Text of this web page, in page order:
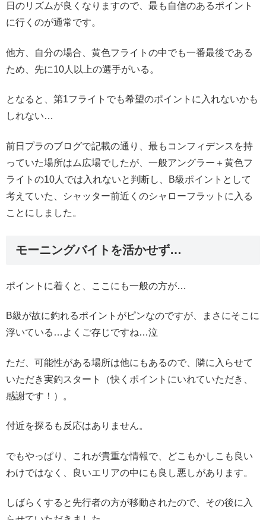
日のリズムが良くなりますので、最も自信のあるポイント
に行くのが通常です。
他方、自分の場合、黄色フライトの中でも一番最後である
ため、先に10人以上の選手がいる。
となると、第1フライトでも希望のポイントに入れないかも
しれない…
前日プラのブログで記載の通り、最もコンフィデンスを持
っていた場所はム広場でしたが、一般アングラー＋黄色フ
ライトの10人では入れないと判断し、B級ポイントとして
考えていた、シャッター前近くのシャローフラットに入る
ことにしました。
モーニングバイトを活かせず…
ポイントに着くと、ここにも一般の方が…
B級が故に釣れるポイントがピンなのですが、まさにそこに
浮いている…よくご存じですね…泣
ただ、可能性がある場所は他にもあるので、隣に入らせて
いただき実釣スタート（快くポイントにいれていただき、
感謝です！）。
付近を探るも反応はありません。
でもやっぱり、これが貴重な情報で、どこもかしこも良い
わけではなく、良いエリアの中にも良し悪しがあります。
しばらくすると先行者の方が移動されたので、その後に入